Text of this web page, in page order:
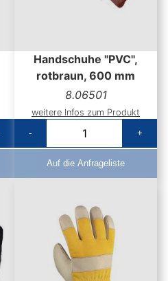
Handschuhe "PVC",
rotbraun, 600 mm
8.06501
weitere Infos zum Produkt
-
+
Auf die Anfrageliste